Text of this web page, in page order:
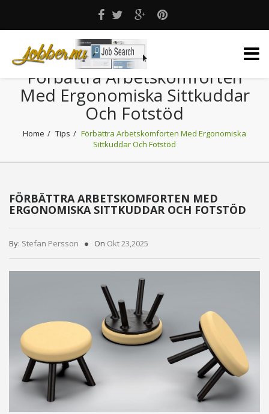
Förbättra Arbetskomforten
Med Ergonomiska Sittkuddar
Och Fotstöd
Home Tips
Förbättra Arbetskomforten Med Ergonomiska
Sittkuddar Och Fotstöd
FÖRBÄTTRA ARBETSKOMFORTEN MED
ERGONOMISKA SITTKUDDAR OCH FOTSTÖD
By: Stefan Persson On Okt 23,2025